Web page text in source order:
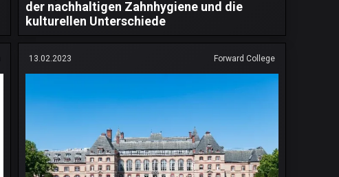
der nachhaltigen Zahnhygiene und die
kulturellen Unterschiede
13.02.2023 Forward College